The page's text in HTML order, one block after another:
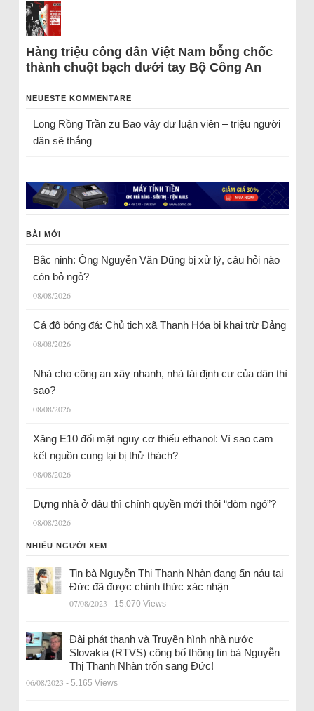
Hàng triệu công dân Việt Nam bỗng chốc
thành chuột bạch dưới tay Bộ Công An
NEUESTE KOMMENTARE
Long Rồng Trầnzu Bao vây dư luận viên – triệu người
dân sẽ thắng
BÀI MỚI
Bắc ninh: Ông Nguyễn Văn Dũng bị xử lý, câu hỏi nào
còn bỏ ngỏ?
08/08/2026
Cá độ bóng đá: Chủ tịch xã Thanh Hóa bị khai trừ Đảng
08/08/2026
Nhà cho công an xây nhanh, nhà tái định cư của dân thì
sao?
08/08/2026
Xăng E10 đối mặt nguy cơ thiếu ethanol: Vì sao cam
kết nguồn cung lại bị thử thách?
08/08/2026
Dựng nhà ở đâu thì chính quyền mới thôi “dòm ngó”?
08/08/2026
NHIỀU NGƯỜI XEM
Tin bà Nguyễn Thị Thanh Nhàn đang ẩn náu tại
Đức đã được chính thức xác nhận
07/08/2023 - 15.070 Views
Đài phát thanh và Truyền hình nhà nước
Slovakia (RTVS) công bố thông tin bà Nguyễn
Thị Thanh Nhàn trốn sang Đức!
06/08/2023 - 5.165 Views